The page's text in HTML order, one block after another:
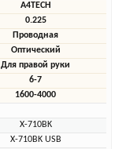
A4TECH
0.225
Проводная
Оптический
Для правой руки
6-7
1600-4000
X-710BK
X-710BK USB